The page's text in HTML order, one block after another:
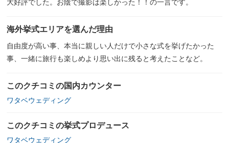
大好評でした。お陰で撮影は楽しかった！！の一言です。
海外挙式エリアを選んだ理由
自由度が高い事、本当に親しい人だけで小さな式を挙げたかった
事、一緒に旅行も楽しめより思い出に残ると考えたことなど。
このクチコミの国内カウンター
ワタベウェディング
このクチコミの挙式プロデュース
ワタベウェディング